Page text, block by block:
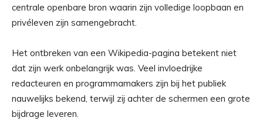
centrale openbare bron waarin zijn volledige loopbaan en
privéleven zijn samengebracht.
Het ontbreken van een Wikipedia-pagina betekent niet
dat zijn werk onbelangrijk was. Veel invloedrijke
redacteuren en programmamakers zijn bij het publiek
nauwelijks bekend, terwijl zij achter de schermen een grote
bijdrage leveren.